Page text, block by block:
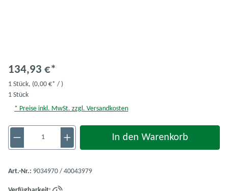
134,93 €*
1 Stück, (0,00 €* / )
1 Stück
* Preise inkl. MwSt. zzgl. Versandkosten
Produkt Anzahl: Gib den gewünschten Wert
In den Warenkorb
Art.-Nr.: 9034970 / 40043979